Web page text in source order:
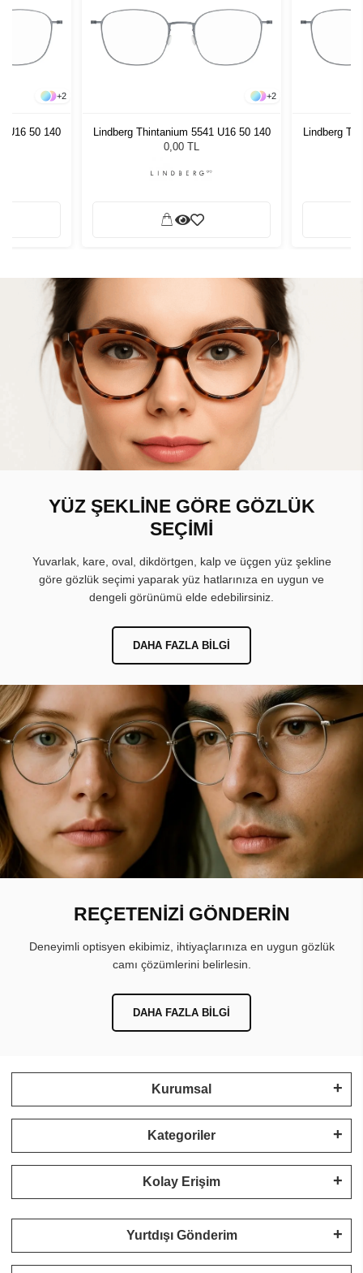
+2
U16 50 140
+2
Lindberg Thintanium 5541 U16 50 140
0,00 TL
Lindberg
YÜZ ŞEKLİNE GÖRE GÖZLÜK
SEÇİMİ
Yuvarlak, kare, oval, dikdörtgen, kalp ve üçgen yüz şekline
göre gözlük seçimi yaparak yüz hatlarınıza en uygun ve
dengeli görünümü elde edebilirsiniz.
DAHA FAZLA BILGI
REÇETENİZİ GÖNDERİN
Deneyimli optisyen ekibimiz, ihtiyaçlarınıza en uygun gözlük
camı çözümlerini belirlesin.
DAHA FAZLA BILGI
Kurumsal
Kategoriler
Kolay Erişim
Yurtdışı Gönderim